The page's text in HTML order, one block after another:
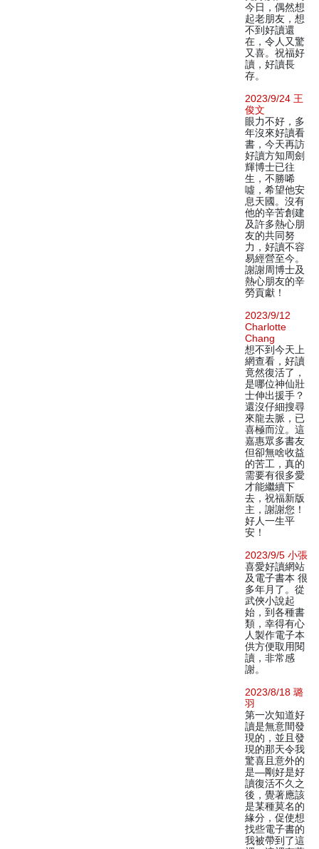
今日，偶然想
起老朋友，想
不到好讀還
在，令人又驚
又喜。祝福好
讀，好讀長
存。
2023/9/24 王
俊文
眼力不好，多
年沒來好讀看
書，今天再訪
好讀方知周劍
輝博士已往
生，不勝唏
噓，希望他安
息天國。沒有
他的辛苦創建
及許多熱心朋
友的共同努
力，好讀不容
易經營至今。
謝謝周博士及
熱心朋友的辛
勞貢獻！
2023/9/12
Charlotte
Chang
想不到今天上
網查看，好讀
竟然復活了，
是哪位神仙壯
士伸出援手？
還沒仔細搜尋
來龍去脈，已
喜極而泣。這
嘉惠眾多書友
但卻無啥收益
的苦工，真的
需要有很多愛
才能繼續下
去，祝福新版
主，謝謝您！
好人一生平
安！
2023/9/5 小張
喜愛好讀網站
及電子書本 很
多年月了。從
武俠小說起
始，到各種書
類，幸得有心
人製作電子本
供方便取用閱
讀，非常感
謝。
2023/8/18 璐
羽
第一次知道好
讀是無意間發
現的，並且發
現的那天令我
驚喜且意外的
是—剛好是好
讀復活不久之
後，覺著應該
是某種莫名的
緣分，促使想
找些電子書的
我被帶到了這